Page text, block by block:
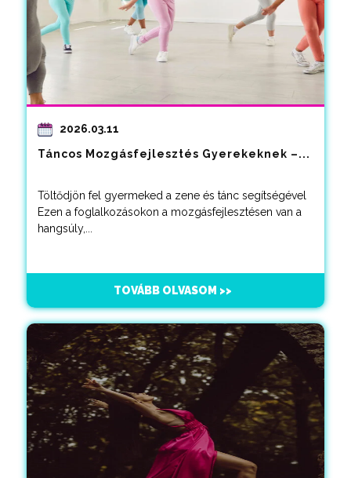
2026.03.11
Táncos Mozgásfejlesztés Gyerekeknek –...
Töltődjön fel gyermeked a zene és tánc segítségével
Ezen a foglalkozásokon a mozgásfejlesztésen van a
hangsúly,...
TOVÁBB OLVASOM >>